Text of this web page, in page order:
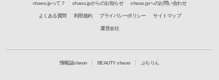
chaoo.jpって？ chaoo.jpからのお知らせ chaoo.jpへのお問い合わせ
よくある質問 利用規約 プライバシーポリシー サイトマップ
運営会社
情報誌chaoo BEAUTY chaoo ぶらりん